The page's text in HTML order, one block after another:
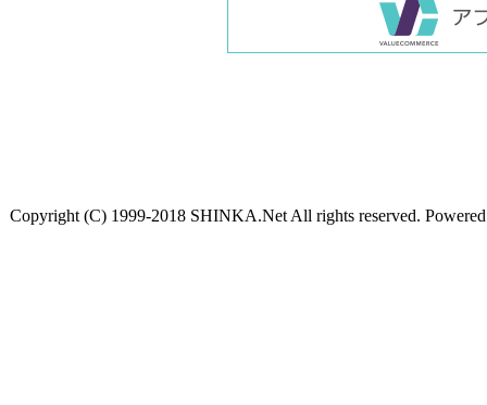
Copyright (C) 1999-2018 SHINKA.Net All rights reserved.